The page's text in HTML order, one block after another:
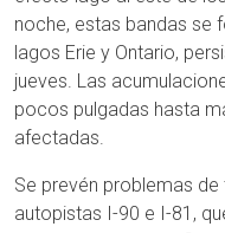
noche, estas bandas se
lagos Erie y Ontario,
jueves. Las
pocos pulgadas hasta
afectadas.
Se prevén problemas
autopistas I-90 e I-81,